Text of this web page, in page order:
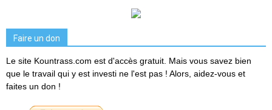
Faire un don
Le site Kountrass.com est d'accès gratuit. Mais vous savez bien
que le travail qui y est investi ne l'est pas ! Alors, aidez-vous et
faites un don !